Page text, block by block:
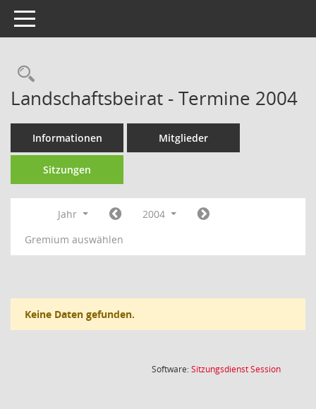
Toggle navigation
Rechercheauswahl
Landschaftsbeirat - Termine 2004
Informationen Mitglieder
Sitzungen
Jahr
2004
Gremium auswählen
Keine Daten gefunden.
Software:SitzungsdienstSession(Wird in